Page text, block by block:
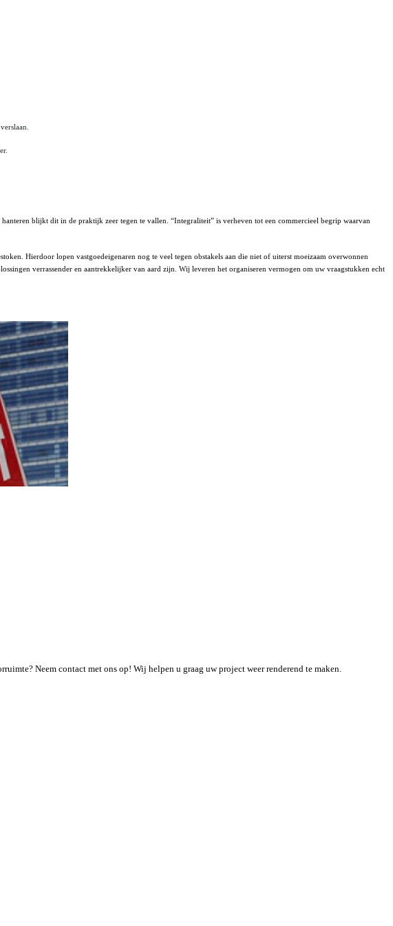
blijkt dit in de praktijk zeer tegen te vallen. “Integraliteit” is verheven tot een commercieel begrip waarvan
Hierdoor lopen vastgoedeigenaren nog te veel tegen obstakels aan die niet of uiterst moeizaam overwonnen
verrassender en aantrekkelijker van aard zijn. Wij leveren het organiseren vermogen om uw vraagstukken echt
Neem contact met ons op! Wij helpen u graag uw project weer renderend te maken.